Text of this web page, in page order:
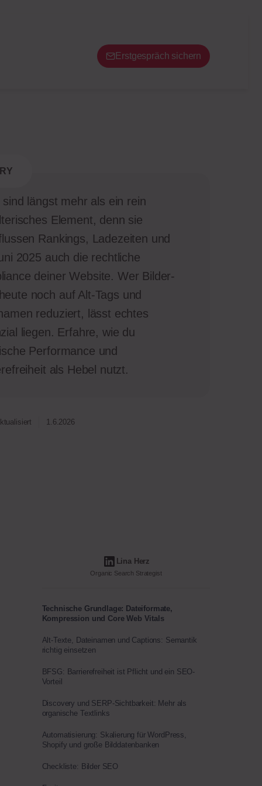
Erstgespräch sichern
sind längst mehr als ein rein
Element, denn sie
Rankings, Ladezeiten und
2025 auch die rechtliche
deiner Website. Wer Bilder-
noch auf Alt-Tags und
reduziert, lässt echtes
liegen. Erfahre, wie du
Performance und
als Hebel nutzt.
1.6.2026
Lina Herz
Organic Search Strategist
Technische Grundlage: Dateiformate,
Kompression und Core Web Vitals
Alt-Texte, Dateinamen und Captions: Semantik
richtig einsetzen
BFSG: Barrierefreiheit ist Pflicht und ein SEO-
Vorteil
Discovery und SERP-Sichtbarkeit: Mehr als
organische Textlinks
Automatisierung: Skalierung für WordPress,
Shopify und große Bilddatenbanken
Checkliste: Bilder SEO